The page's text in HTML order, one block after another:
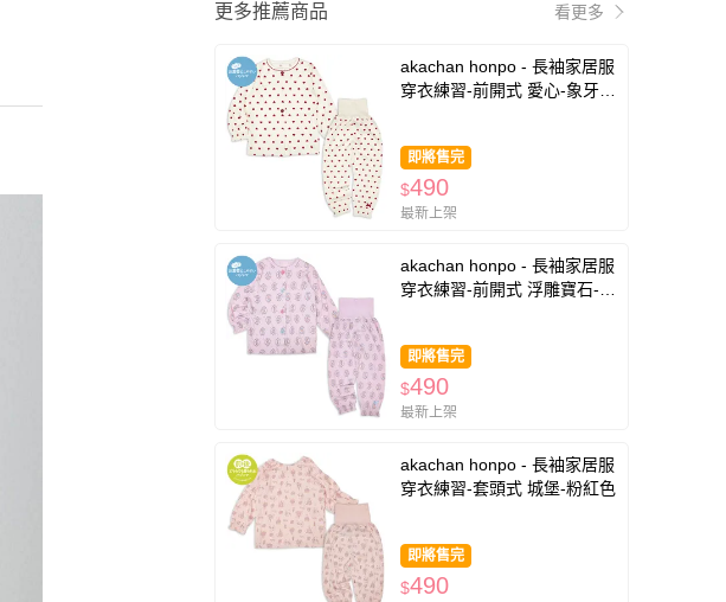
更多推薦商品 看更多
akachan honpo - 長袖家居服
穿衣練習-前開式 愛心-象牙白
即將售完
$490
最新上架
akachan honpo - 長袖家居服
穿衣練習-前開式 浮雕寶石-紫
即將售完
$490
最新上架
akachan honpo - 長袖家居服
穿衣練習-套頭式 城堡-粉紅色
即將售完
$490